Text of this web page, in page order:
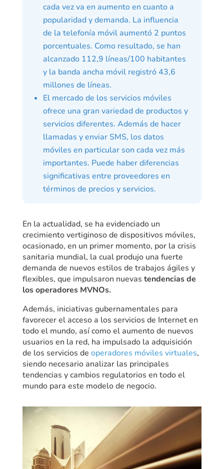
cada vez va en aumento en cuanto a
popularidad y demanda. La influencia
de la telefonía móvil aumentó 2 puntos
porcentuales. Como resultado, se han
alcanzado 112,9 líneas/100 habitantes
y la banda ancha móvil registró 43,6
millones de líneas.
El mercado de los servicios móviles
ofrece una gran variedad de productos y
servicios diferentes. Además de hacer
llamadas y enviar SMS, los datos
móviles en particular son cada vez más
importantes. Puede haber diferencias
significativas entre proveedores en
términos de precios y servicios.
En la actualidad, se ha evidenciado un
crecimiento vertiginoso de dispositivos móviles,
ocasionado, en un primer momento, por la crisis
sanitaria mundial, la cual produjo una fuerte
demanda de nuevos estilos de trabajos ágiles y
flexibles, que impulsaron nuevas tendencias de
los operadores MVNOs.
Además, iniciativas gubernamentales para
favorecer el acceso a los servicios de Internet en
todo el mundo, así como el aumento de nuevos
usuarios en la red, ha impulsado la adquisición
de los servicios de operadores móviles virtuales,
siendo necesario analizar las principales
tendencias y cambios regulatorios en todo el
mundo para este modelo de negocio.